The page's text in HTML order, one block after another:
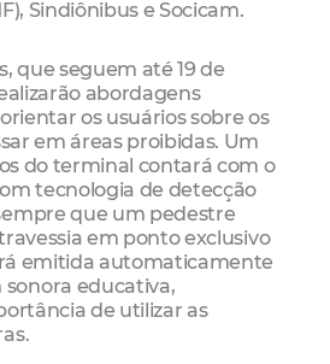
Sindiônibus e Socicam.
que seguem até 19 de
abordagens
os usuários sobre os
em áreas proibidas. Um
do terminal contará com o
tecnologia de detecção
que um pedestre
em ponto exclusivo
emitida automaticamente
educativa,
de utilizar as